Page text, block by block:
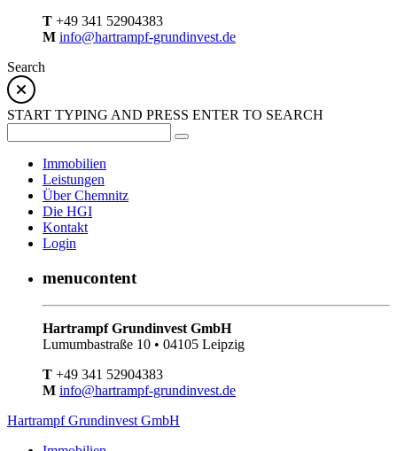
T +49 341 52904383
M info@hartrampf-grundinvest.de
Search
START TYPING AND PRESS ENTER TO SEARCH
Immobilien
Leistungen
Über Chemnitz
Die HGI
Kontakt
Login
menucontent
Hartrampf Grundinvest GmbH
Lumumbastraße 10 • 04105 Leipzig
T +49 341 52904383
M info@hartrampf-grundinvest.de
Hartrampf Grundinvest GmbH